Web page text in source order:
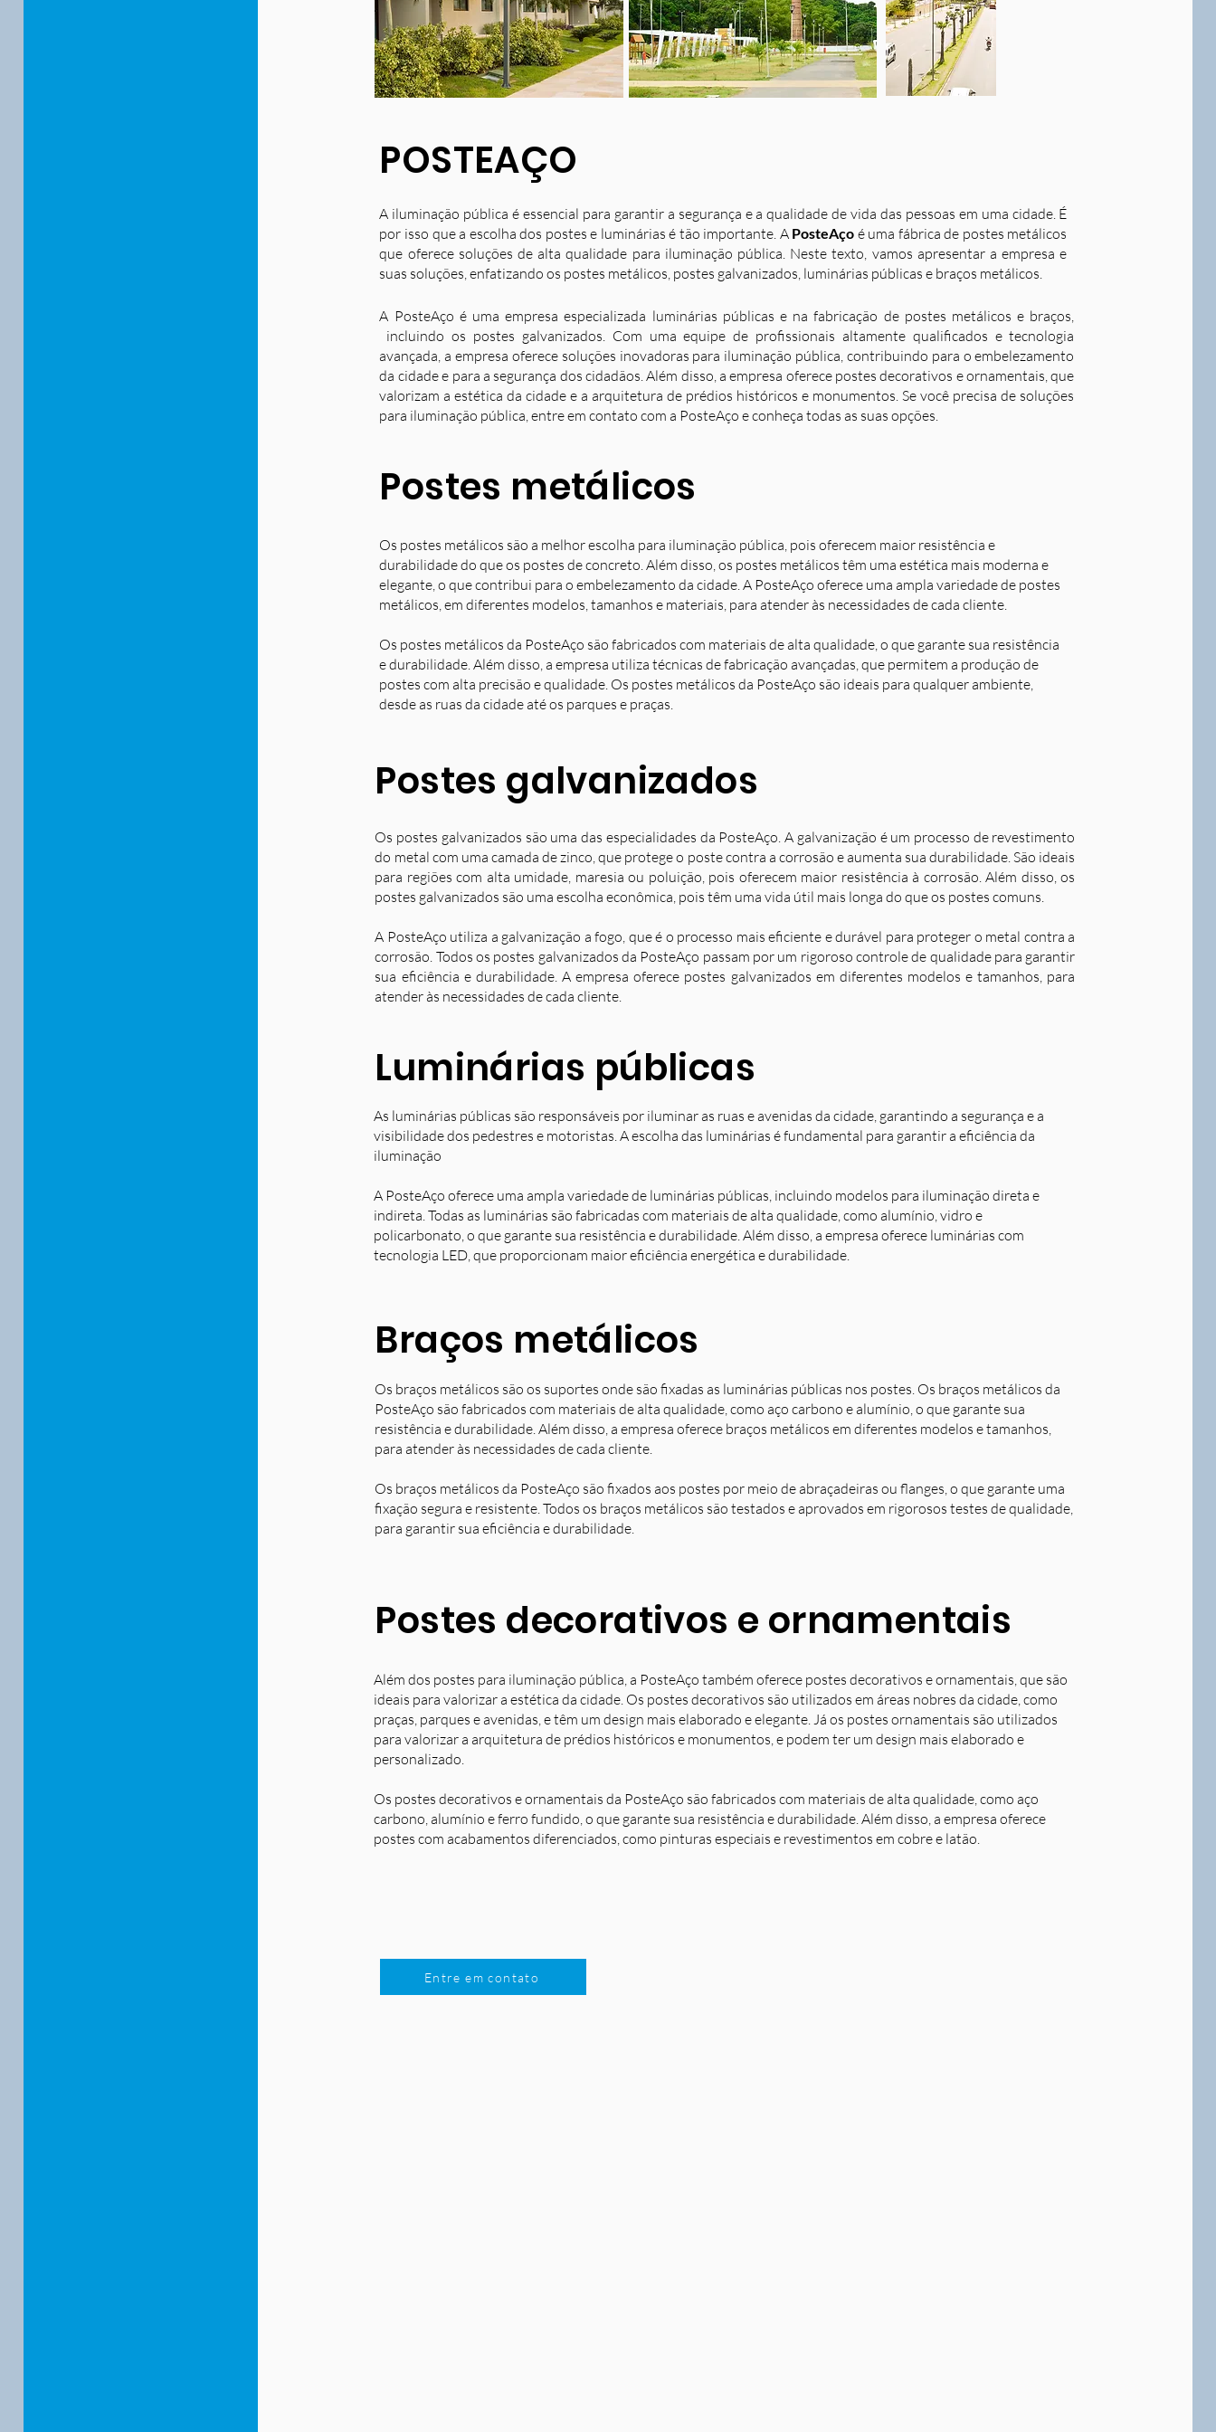
POSTEAÇO
A iluminação pública é essencial para garantir a segurança e a qualidade de vida das pessoas em uma cidade. É
por isso que a escolha dos postes e luminárias é tão importante. A PosteAço é uma fábrica de postes metálicos
que oferece soluções de alta qualidade para iluminação pública. Neste texto, vamos apresentar a empresa e
suas soluções, enfatizando os postes metálicos, postes galvanizados, luminárias públicas e braços metálicos.
A PosteAço é uma empresa especializada luminárias públicas e na fabricação de postes metálicos e braços,
incluindo os postes galvanizados. Com uma equipe de profissionais altamente qualificados e tecnologia
avançada, a empresa oferece soluções inovadoras para iluminação pública, contribuindo para o embelezamento
da cidade e para a segurança dos cidadãos. Além disso, a empresa oferece postes decorativos e ornamentais, que
valorizam a estética da cidade e a arquitetura de prédios históricos e monumentos. Se você precisa de soluções
para iluminação pública, entre em contato com a PosteAço e conheça todas as suas opções.
Postes metálicos
Os postes metálicos são a melhor escolha para iluminação pública, pois oferecem maior resistência e
durabilidade do que os postes de concreto. Além disso, os postes metálicos têm uma estética mais moderna e
elegante, o que contribui para o embelezamento da cidade. A PosteAço oferece uma ampla variedade de postes
metálicos, em diferentes modelos, tamanhos e materiais, para atender às necessidades de cada cliente.
Os postes metálicos da PosteAço são fabricados com materiais de alta qualidade, o que garante sua resistência
e durabilidade. Além disso, a empresa utiliza técnicas de fabricação avançadas, que permitem a produção de
postes com alta precisão e qualidade. Os postes metálicos da PosteAço são ideais para qualquer ambiente,
desde as ruas da cidade até os parques e praças.
Postes galvanizados
Os postes galvanizados são uma das especialidades da PosteAço. A galvanização é um processo de revestimento
do metal com uma camada de zinco, que protege o poste contra a corrosão e aumenta sua durabilidade. São ideais
para regiões com alta umidade, maresia ou poluição, pois oferecem maior resistência à corrosão. Além disso, os
postes galvanizados são uma escolha econômica, pois têm uma vida útil mais longa do que os postes comuns.
A PosteAço utiliza a galvanização a fogo, que é o processo mais eficiente e durável para proteger o metal contra a
corrosão. Todos os postes galvanizados da PosteAço passam por um rigoroso controle de qualidade para garantir
sua eficiência e durabilidade. A empresa oferece postes galvanizados em diferentes modelos e tamanhos, para
atender às necessidades de cada cliente.
Luminárias públicas
As luminárias públicas são responsáveis por iluminar as ruas e avenidas da cidade, garantindo a segurança e a
visibilidade dos pedestres e motoristas. A escolha das luminárias é fundamental para garantir a eficiência da
iluminação
A PosteAço oferece uma ampla variedade de luminárias públicas, incluindo modelos para iluminação direta e
indireta. Todas as luminárias são fabricadas com materiais de alta qualidade, como alumínio, vidro e
policarbonato, o que garante sua resistência e durabilidade. Além disso, a empresa oferece luminárias com
tecnologia LED, que proporcionam maior eficiência energética e durabilidade.
Braços metálicos
Os braços metálicos são os suportes onde são fixadas as luminárias públicas nos postes. Os braços metálicos da
PosteAço são fabricados com materiais de alta qualidade, como aço carbono e alumínio, o que garante sua
resistência e durabilidade. Além disso, a empresa oferece braços metálicos em diferentes modelos e tamanhos,
para atender às necessidades de cada cliente.
Os braços metálicos da PosteAço são fixados aos postes por meio de abraçadeiras ou flanges, o que garante uma
fixação segura e resistente. Todos os braços metálicos são testados e aprovados em rigorosos testes de qualidade,
para garantir sua eficiência e durabilidade.
Postes decorativos e ornamentais
Além dos postes para iluminação pública, a PosteAço também oferece postes decorativos e ornamentais, que são
ideais para valorizar a estética da cidade. Os postes decorativos são utilizados em áreas nobres da cidade, como
praças, parques e avenidas, e têm um design mais elaborado e elegante. Já os postes ornamentais são utilizados
para valorizar a arquitetura de prédios históricos e monumentos, e podem ter um design mais elaborado e
personalizado.
Os postes decorativos e ornamentais da PosteAço são fabricados com materiais de alta qualidade, como aço
carbono, alumínio e ferro fundido, o que garante sua resistência e durabilidade. Além disso, a empresa oferece
postes com acabamentos diferenciados, como pinturas especiais e revestimentos em cobre e latão.
Entre em contato